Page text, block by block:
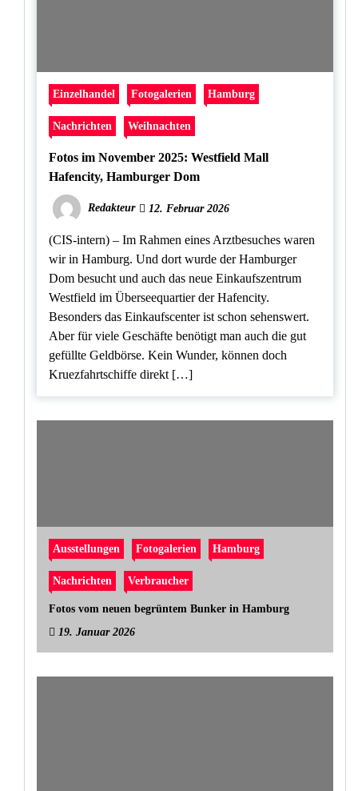
Einzelhandel Fotogalerien Hamburg
Nachrichten Weihnachten
Fotos im November 2025: Westfield Mall
Hafencity, Hamburger Dom
Redakteur 12. Februar 2026
(CIS-intern) – Im Rahmen eines Arztbesuches waren
wir in Hamburg. Und dort wurde der Hamburger
Dom besucht und auch das neue Einkaufszentrum
Westfield im Überseequartier der Hafencity.
Besonders das Einkaufscenter ist schon sehenswert.
Aber für viele Geschäfte benötigt man auch die gut
gefüllte Geldbörse. Kein Wunder, können doch
Kruezfahrtschiffe direkt […]
Ausstellungen Fotogalerien Hamburg
Nachrichten Verbraucher
Fotos vom neuen begrüntem Bunker in Hamburg
19. Januar 2026